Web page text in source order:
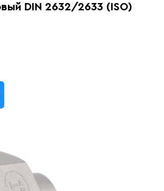
DIN 2632/2633 (ISO)